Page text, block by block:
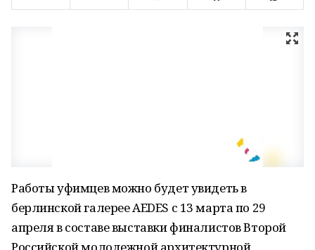
Работы уфимцев можно будет увидеть в
берлинской галерее AEDES с 13 марта по 29
апреля в составе выставки финалистов Второй